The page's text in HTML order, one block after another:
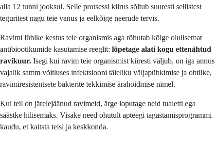
alla 12 tunni jooksul. Selle protsessi kiirus sõltub suuresti sellistest
teguritest nagu teie vanus ja eelkõige neerude tervis.
Ravimi lühike kestus teie organismis aga rõhutab kõige olulisemat
antibiootikumide kasutamise reeglit: lõpetage alati kogu ettenähtud
ravikuur. Isegi kui ravim teie organismist kiiresti väljub, on iga annus
vajalik samm võitluses infektsiooni täieliku väljapühkimise ja ohtlike,
ravimiresistentsete bakterite tekkimise ärahoidmise nimel.
Kui teil on järelejäänud ravimeid, ärge loputage neid tualetti ega
säästke hilisemaks. Visake need ohutult apteegi tagastamisprogrammi
kaudu, et kaitsta teisi ja keskkonda.